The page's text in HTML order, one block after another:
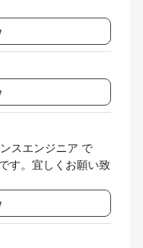
スエンジニア で
す。宜しくお願い致